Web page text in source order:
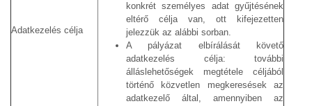
Adatkezelés célja
konkrét személyes adat gyűjtésének
eltérő célja van, ott kifejezetten
jelezzük az alábbi sorban.
A pályázat elbírálását követő
adatkezelés célja: további
álláslehetőségek megtétele céljából
történő közvetlen megkeresések az
adatkezelő által, amennyiben az